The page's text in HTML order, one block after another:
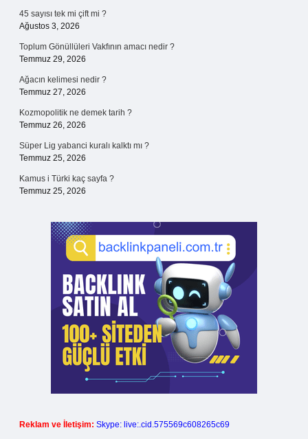
45 sayısı tek mi çift mi ?
Ağustos 3, 2026
Toplum Gönüllüleri Vakfının amacı nedir ?
Temmuz 29, 2026
Ağacın kelimesi nedir ?
Temmuz 27, 2026
Kozmopolitik ne demek tarih ?
Temmuz 26, 2026
Süper Lig yabanci kuralı kalktı mı ?
Temmuz 25, 2026
Kamus i Türki kaç sayfa ?
Temmuz 25, 2026
Reklam ve İletişim: Skype: live:.cid.575569c608265c69